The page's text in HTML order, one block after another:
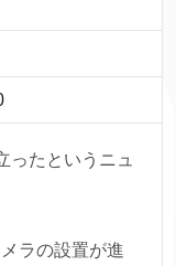
ったというニュ
ラの設置が進